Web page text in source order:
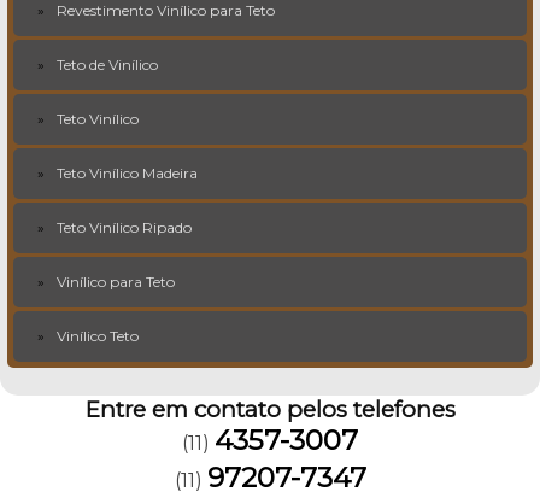
Revestimento Vinílico para Teto
Teto de Vinílico
Teto Vinílico
Teto Vinílico Madeira
Teto Vinílico Ripado
Vinílico para Teto
Vinílico Teto
Entre em contato pelos telefones
(11) 4357-3007
(11) 97207-7347